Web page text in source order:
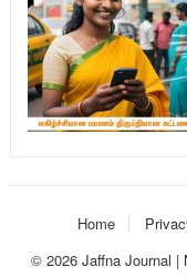
Home
© 2026 Jaffna Journal |